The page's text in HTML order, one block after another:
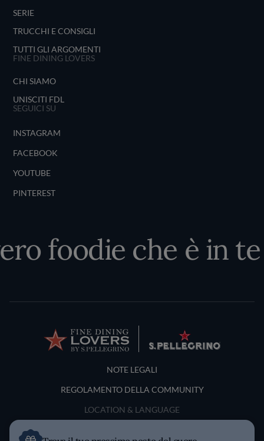
SERIE
TRUCCHI E CONSIGLI
TUTTI GLI ARGOMENTI
FINE DINING LOVERS
CHI SIAMO
UNISCITI FDL
SEGUICI SU
INSTAGRAM
FACEBOOK
YOUTUBE
PINTEREST
foodie che è in te
Terms and Conditions
NOTE LEGALI
REGOLAMENTO DELLA COMMUNITY
LOCATION & LANGUAGE